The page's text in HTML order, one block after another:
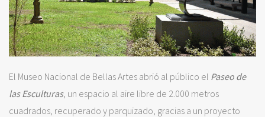
El Museo Nacional de Bellas Artes abrió al público el Paseo de
las Esculturas, un espacio al aire libre de 2.000 metros
cuadrados, recuperado y parquizado, gracias a un proyecto